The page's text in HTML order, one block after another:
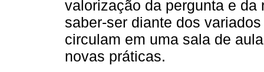
valorização da pergunta e
saber-ser diante dos
circulam em uma sala de
novas práticas.